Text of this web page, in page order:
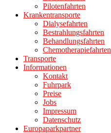
Pilotenfahrten
Krankentransporte
Dialysefahrten
Bestrahlungsfahrten
Behandlungsfahrten
Chemotherapiefahrten
Transporte
Informationen
Kontakt
Fuhrpark
Preise
Jobs
Impressum
Datenschutz
Europaparkpartner